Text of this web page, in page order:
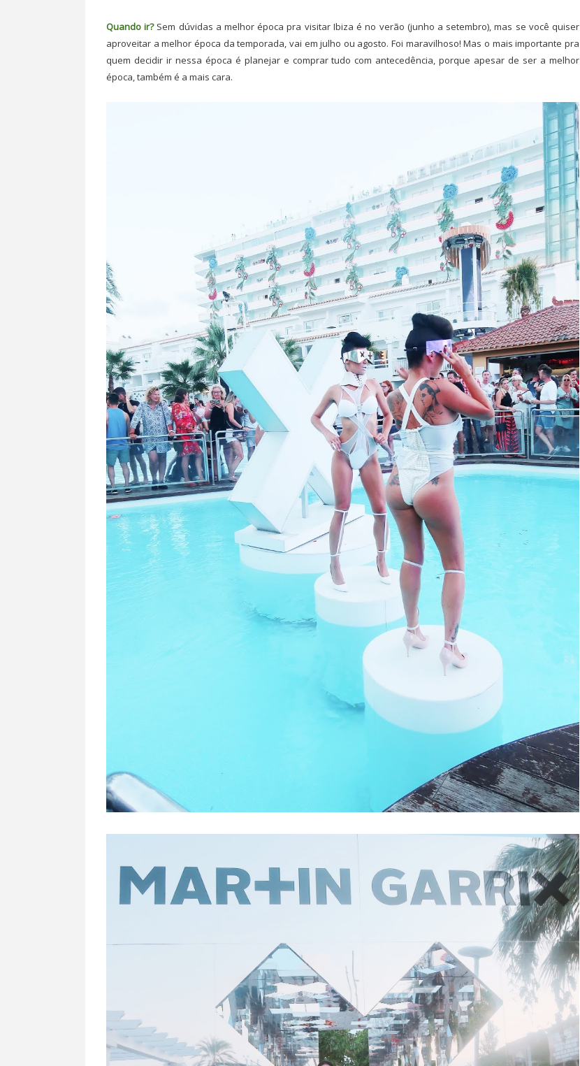
Quando ir?Sem dúvidas a melhor época pra visitar Ibiza é no verão (junho a setembro), mas se você quiser
aproveitar a melhor época da temporada, vai em julho ou agosto. Foi maravilhoso! Mas o mais importante pra
quem decidir ir nessa época é planejar e comprar tudo com antecedência, porque apesar de ser a melhor
época, também é a mais cara.